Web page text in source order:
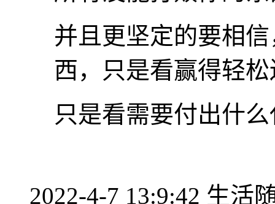
并且更坚定的要相
西，只是看赢得轻
只是看需要付出什
2022-4-7 13:9:42 生活